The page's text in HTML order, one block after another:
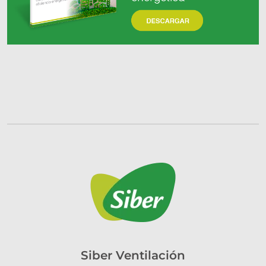
Siber Ventilación